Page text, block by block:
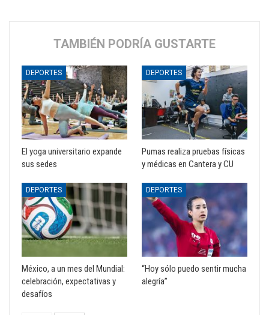
TAMBIÉN PODRÍA GUSTARTE
DEPORTES
El yoga universitario expande
sus sedes
DEPORTES
Pumas realiza pruebas físicas
y médicas en Cantera y CU
DEPORTES
México, a un mes del Mundial:
celebración, expectativas y
desafíos
DEPORTES
“Hoy sólo puedo sentir mucha
alegría”